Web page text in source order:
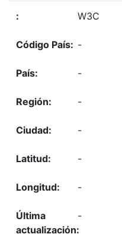
W3C
-
-
-
-
-
-
-